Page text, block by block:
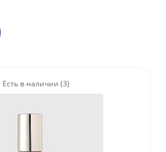
Есть в наличии (3)